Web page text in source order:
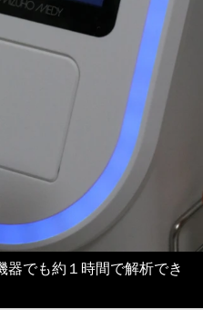
器でも約１時間で解析でき